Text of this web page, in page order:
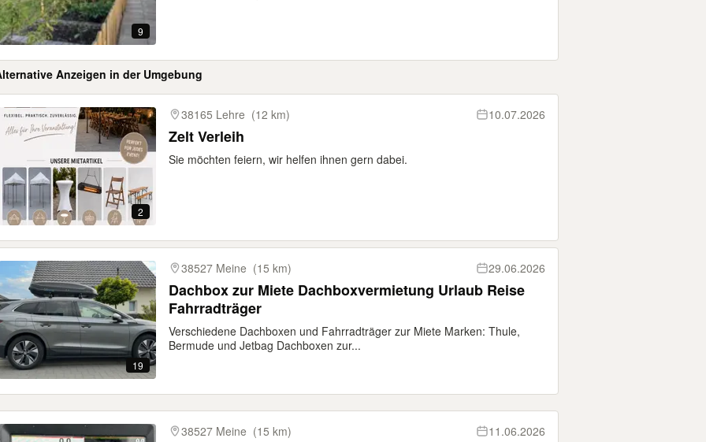
9
Anzeigen in der Umgebung
2
38165 Lehre (12 km) 10.07.2026
Zelt Verleih
Sie möchten feiern, wir helfen ihnen gern dabei.
19
38527 Meine (15 km) 29.06.2026
Dachbox zur Miete Dachboxvermietung Urlaub Reise
Fahrradträger
Verschiedene Dachboxen und Fahrradträger zur Miete Marken: Thule,
Bermude und Jetbag Dachboxen zur...
38527 Meine (15 km) 11.06.2026